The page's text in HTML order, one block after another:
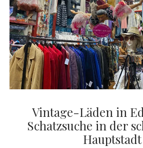
♥ ÜBER DEN
IMPRESSUM
♥ ÜBER DIE AUTORIN
VITA
PRESSE & MEDIEN
MEDIADATEN
twitterfacebook
Vintage-Läden in
Schatzsuche in der
Hauptstadt